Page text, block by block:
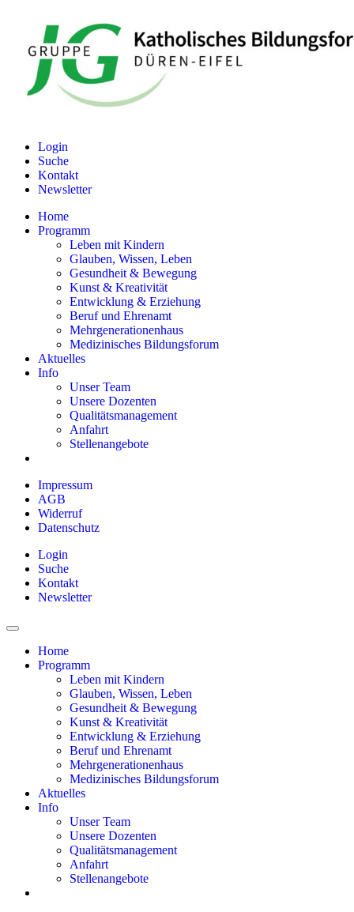
Login
Suche
Kontakt
Newsletter
Home
Programm
Leben mit Kindern
Glauben, Wissen, Leben
Gesundheit & Bewegung
Kunst & Kreativität
Entwicklung & Erziehung
Beruf und Ehrenamt
Mehrgenerationenhaus
Medizinisches Bildungsforum
Aktuelles
Info
Unser Team
Unsere Dozenten
Qualitätsmanagement
Anfahrt
Stellenangebote
Impressum
AGB
Widerruf
Datenschutz
Login
Suche
Kontakt
Newsletter
Home
Programm
Leben mit Kindern
Glauben, Wissen, Leben
Gesundheit & Bewegung
Kunst & Kreativität
Entwicklung & Erziehung
Beruf und Ehrenamt
Mehrgenerationenhaus
Medizinisches Bildungsforum
Aktuelles
Info
Unser Team
Unsere Dozenten
Qualitätsmanagement
Anfahrt
Stellenangebote